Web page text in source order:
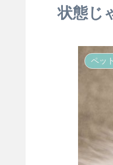
状態じ
ペッ